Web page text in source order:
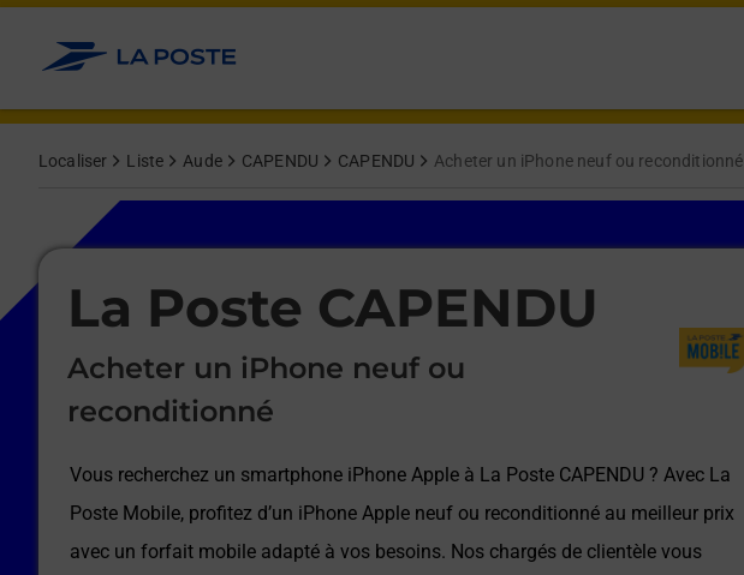
Allez au contenu
Localiser Liste Aude CAPENDU CAPENDU Acheter un iPhone neuf ou reconditionné
La Poste CAPENDU
Acheter un iPhone neuf ou
reconditionné
Vous recherchez un smartphone iPhone Apple à La Poste CAPENDU ? Avec La
Poste Mobile, profitez d’un iPhone Apple neuf ou reconditionné au meilleur prix
avec un forfait mobile adapté à vos besoins. Nos chargés de clientèle vous
Le lien s'ouvre dans un nouvel onglet
Le lien s'ouvre dans un nouvel onglet
Afficher ou masquer la réponse
Afficher ou masquer la réponse
Afficher ou masquer la réponse
Afficher ou masquer la réponse
Afficher ou masquer la réponse
Afficher ou masquer la réponse